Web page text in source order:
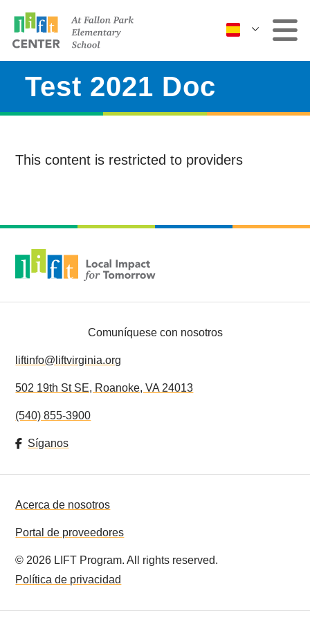
Clínica
Comuníquese con
nosotros
SEA VOLUNTARIO
LIFT EN LAS NOTICIAS
RECURSOS
Test 2021 Doc
This content is restricted to providers
Comuníquese con nosotros
liftinfo@liftvirginia.org
502 19th St SE, Roanoke, VA 24013
(540) 855-3900
Síganos
Acerca de nosotros
Portal de proveedores
© 2026 LIFT Program. All rights reserved.
Política de privacidad